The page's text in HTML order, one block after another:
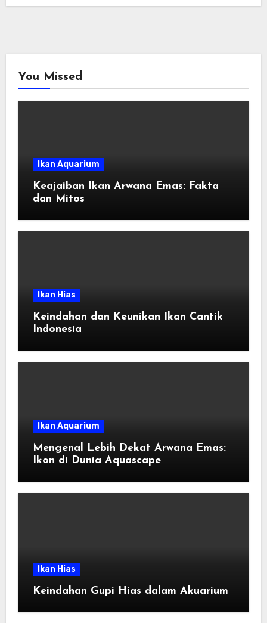
You Missed
Ikan Aquarium
Keajaiban Ikan Arwana Emas: Fakta
dan Mitos
Ikan Hias
Keindahan dan Keunikan Ikan Cantik
Indonesia
Ikan Aquarium
Mengenal Lebih Dekat Arwana Emas:
Ikon di Dunia Aquascape
Ikan Hias
Keindahan Gupi Hias dalam Akuarium